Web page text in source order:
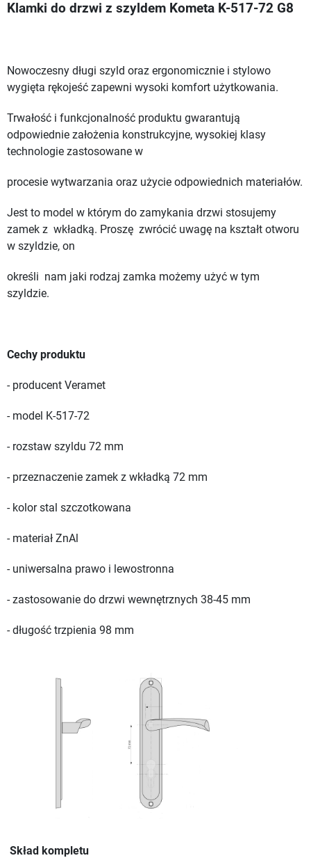
Klamki do drzwi z szyldem Kometa K-517-72 G8
Nowoczesny długi szyld oraz ergonomicznie i stylowo
wygięta rękojeść zapewni wysoki komfort użytkowania.
Trwałość i funkcjonalność produktu gwarantują
odpowiednie założenia konstrukcyjne, wysokiej klasy
technologie zastosowane w
procesie wytwarzania oraz użycie odpowiednich materiałów.
Jest to model w którym do zamykania drzwi stosujemy
zamek z wkładką. Proszę zwrócić uwagę na kształt otworu
w szyldzie, on
określi nam jaki rodzaj zamka możemy użyć w tym
szyldzie.
Cechy produktu
- producent Veramet
- model K-517-72
- rozstaw szyldu 72 mm
- przeznaczenie zamek z wkładką 72 mm
- kolor stal szczotkowana
- materiał ZnAl
- uniwersalna prawo i lewostronna
- zastosowanie do drzwi wewnętrznych 38-45 mm
- długość trzpienia 98 mm
Skład kompletu